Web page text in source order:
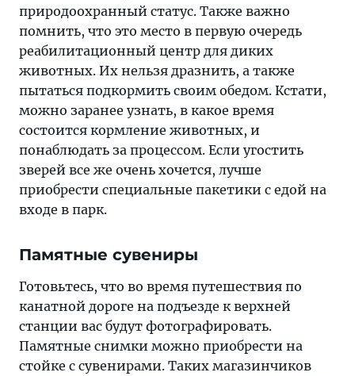
природоохранный статус. Также важно
помнить, что это место в первую очередь
реабилитационный центр для диких
животных. Их нельзя дразнить, а также
пытаться подкормить своим обедом. Кстати,
можно заранее узнать, в какое время
состоится кормление животных, и
понаблюдать за процессом. Если угостить
зверей все же очень хочется, лучше
приобрести специальные пакетики с едой на
входе в парк.
Памятные сувениры
Готовьтесь, что во время путешествия по
канатной дороге на подъезде к верхней
станции вас будут фотографировать.
Памятные снимки можно приобрести на
стойке с сувенирами. Таких магазинчиков